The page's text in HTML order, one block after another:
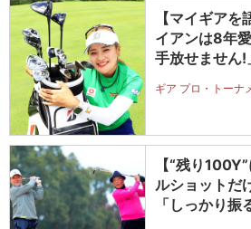
【マイギア
イアンは8年
手放せません!
ギア プロ・トーナ
【“残り
ルショットだ
「しっかり振